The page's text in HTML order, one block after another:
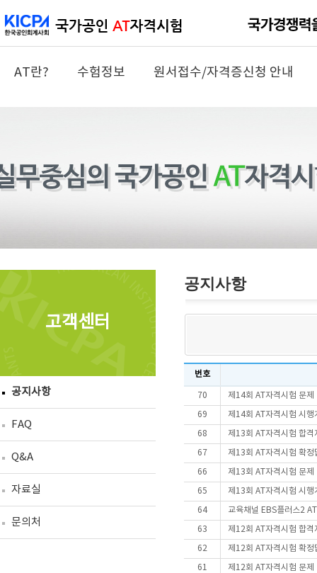
AT란? 수험정보 원서접수/자격증신청 안내
고객센터
공지사항
FAQ
Q&A
자료실
문의처
공지사항
번호
70 제14회 AT자격시험 문
69 제14회 AT자격시험 시행
68 제13회 AT자격시험 합격
67 제13회 AT자격시험 확정
66 제13회 AT자격시험 문
65 제13회 AT자격시험 시행
64 교육채널 EBS플러스2
63 제12회 AT자격시험 합격
62 제12회 AT자격시험 확정
61 제12회 AT자격시험 문